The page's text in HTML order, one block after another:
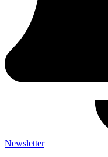
Newsletter